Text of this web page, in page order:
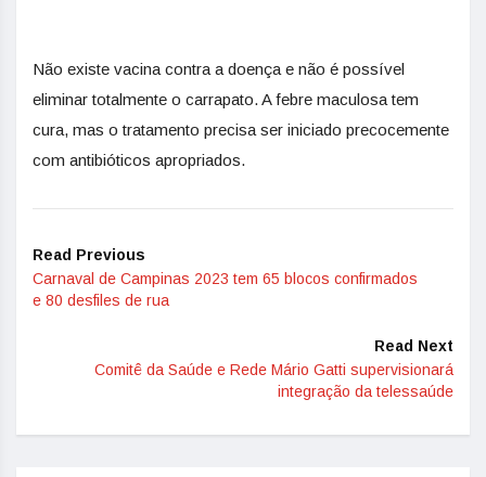
Não existe vacina contra a doença e não é possível
eliminar totalmente o carrapato. A febre maculosa tem
cura, mas o tratamento precisa ser iniciado precocemente
com antibióticos apropriados.
Read Previous
Carnaval de Campinas 2023 tem 65 blocos confirmados
e 80 desfiles de rua
Read Next
Comitê da Saúde e Rede Mário Gatti supervisionará
integração da telessaúde